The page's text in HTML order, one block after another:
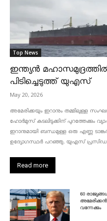
Top News
ഇന്ത്യൻ
പിടിച്ചെടുത്ത് യുഎസ്
May 20, 2026
അമേരിക്കയും ഇറാനും തമ്മിലുള്ള
ഹോർമുസ് കടലിടുക്കിന് പുറത്തേക്കും
ഇറാനുമായി ബന്ധമുള്ള ഒരു എണ്ണ
ഉദ്യോഗസ്ഥർ പറഞ്ഞു. യുഎസ്
Read more
60
അമേരിക്കൻ
വന്നേക്കും